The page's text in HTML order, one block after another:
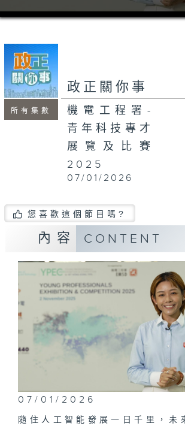
0
seconds
minutes,
seconds
所有集數
政正關你事
機電工程署-
青年科技專才
展覽及比賽
2025
07/01/2026
您喜歡這個節目嗎?
內容 CONTENT
07/01/2026
隨住人工智能發展一日千里，未